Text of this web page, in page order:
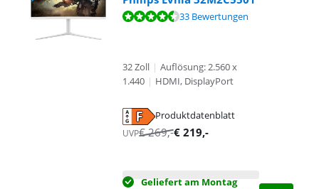
Bewertet mit 9,0 von 10, basierend auf 33 Bewertungen.
33 Bewertungen
32 Zoll | Auflösung: 2.560 x
1.440 | HDMI, DisplayPort
Produktdatenblatt
wird in neuem Tab geöffnetUVP€269,-€ 219,-
Geliefert am Montag